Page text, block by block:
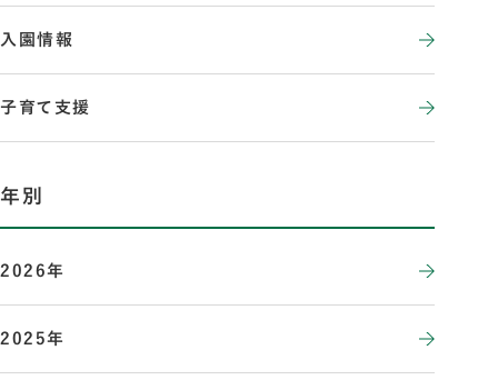
入園情報
子育て支援
年別
2026年
2025年